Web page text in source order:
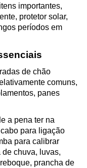
importantes,
protetor solar,
períodos em
de chão
comuns,
panes
a pena ter na
para ligação
para calibrar
chuva, luvas,
prancha de